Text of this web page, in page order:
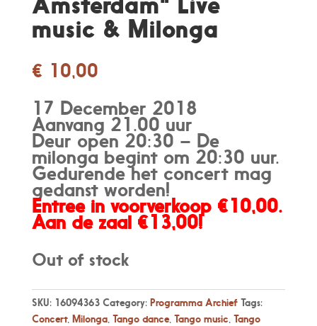
music & Milonga
€ 10,00
17 December 2018
Aanvang 21.00 uur
Deur open 20:30 – De
milonga begint om 20:30 uur.
Gedurende het concert mag
gedanst worden!
Entree in voorverkoop €10,00.
Aan de zaal €13,00!
Out of stock
SKU: 16094363 Category: Programma Archief Tags:
Concert, Milonga, Tango dance, Tango music Tango